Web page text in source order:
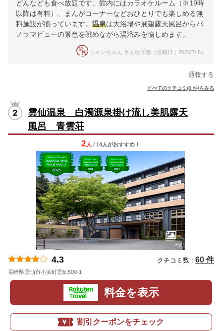
どんなども食べ放題です。館内にはカラオケルーム（※19時
以降は有料）、まんがコーナーなどおひとりでも楽しめる無
料施設が揃っています。 温泉は大浴場や展望露天風呂からパ
ノラマビューの景色を眺めながら湯浴みを愉しめます。
シャンちゃん さんの回答（投稿日：2025/7/ 8）
通報する
すべてのクチコミ(8 件)をみる
雲仙温泉 白濁源泉掛け流し美肌露天
風呂 青雲荘
2 人 / 14人がおすすめ！
4.3 クチコミ数 : 60 件
長崎県雲仙市小浜町雲仙500-1
料金を表示
割引クーポンをチェック